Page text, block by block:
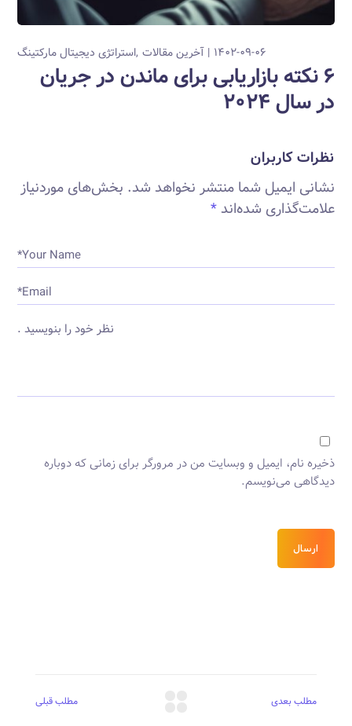
۱۴۰۲-۰۹-۰۶ آخرین مقالات استراتژی دیجیتال مارکتینگ
۶ نکته بازاریابی برای ماندن در جریان
در سال ۲۰۲۴
نظرات کاربران
نشانی ایمیل شما منتشر نخواهد شد. بخش‌های موردنیاز
علامت‌گذاری شده‌اند*
Your Name*
Email*
نظر خود را بنویسید .
ذخیره نام، ایمیل و وبسایت من در مرورگر برای زمانی که دوباره
دیدگاهی می‌نویسم.
ارسال
مطلب قبلی مطلب بعدی